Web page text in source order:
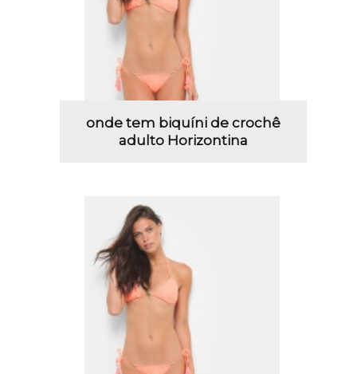
onde tem biquíni de crochê
adulto Horizontina